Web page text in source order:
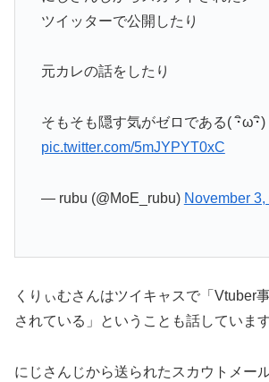
ツイッターで公開したり
元カレの話をしたり
そもそも隠す気がゼロである( ･ิω･ิ)
pic.twitter.com/5mJYPYT0xC
— rubu (@MoE_rubu) November
くりぃむさんはツイキャスで「Vtuber
されている」ということも話しています
にじさんじから送られたスカウトメー